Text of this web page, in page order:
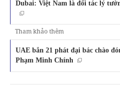
Dubai: Việt Nam là đối tác lý
Tham khảo thêm
UAE bắn 21 phát đại bác chào
Phạm Minh Chính